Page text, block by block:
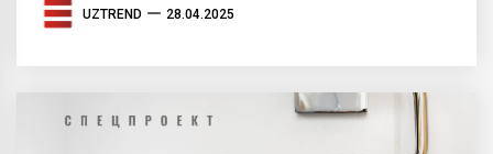
UZTREND 28.04.2025